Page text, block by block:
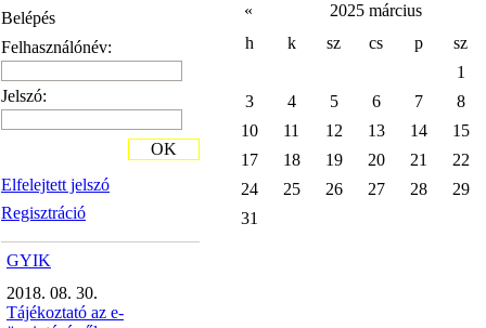
Belépés
Felhasználónév:
Jelszó:
Elfelejtett jelszó
Regisztráció
OK
GYIK
2018. 08. 30.
Tájékoztató az e-
«
2025 március
h
k sz cs p
sz
1
3
4 5 6 7
8
10
11 12 13 14
15
17
18 19 20 21
22
24
25 26 27 28
29
31